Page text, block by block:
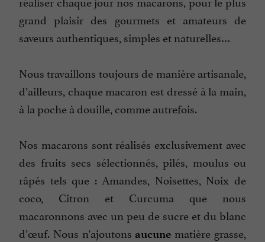
grand plaisir des gourmets et amateurs de
saveurs authentiques, simples et naturelles…
Nous travaillons toujours de manière artisanale,
d’ailleurs, chaque macaron est dressé à la main,
à la poche à douille, comme autrefois.
Nos macarons sont réalisés exclusivement avec
des fruits secs sélectionnés, pilés, moulus ou
râpés tels que : Amandes, Noisettes, Noix de
coco, Citron et Curcuma que nous
macaronnons avec un peu de sucre et du blanc
d’œuf. Nous n’ajoutons aucune matière grasse,